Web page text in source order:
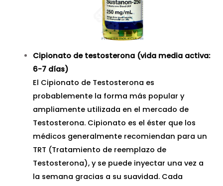
Cipionato de testosterona (vida media activa:
6-7 días)
El Cipionato de Testosterona es
probablemente la forma más popular y
ampliamente utilizada en el mercado de
Testosterona. Cipionato es el éster que los
médicos generalmente recomiendan para un
TRT (Tratamiento de reemplazo de
Testosterona), y se puede inyectar una vez a
la semana gracias a su suavidad. Cada